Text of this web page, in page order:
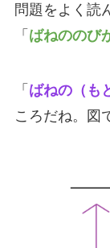
問題をよく読
「 ばねののび
「 ばねの（も
ころだね。図